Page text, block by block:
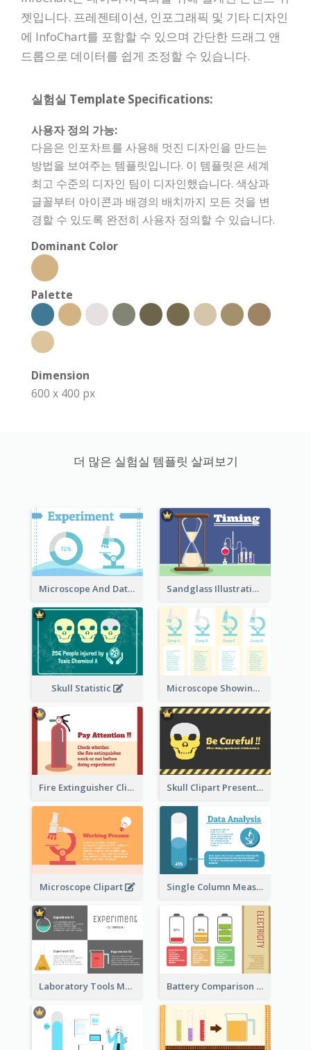
젯입니다. 프레젠테이션, 인포그래픽 및 기타 디자인
에 InfoChart를 포함할 수 있으며 간단한 드래그 앤
드롭으로 데이터를 쉽게 조정할 수 있습니다.
실험실 Template Specifications:
사용자 정의 가능:
다음은 인포차트를 사용해 멋진 디자인을 만드는
방법을 보여주는 템플릿입니다. 이 템플릿은 세계
최고 수준의 디자인 팀이 디자인했습니다. 색상과
글꼴부터 아이콘과 배경의 배치까지 모든 것을 변
경할 수 있도록 완전히 사용자 정의할 수 있습니다.
Dominant Color
Palette
Dimension
600 x 400 px
더 많은 실험실 템플릿 살펴보기
Microscope And Data Clipart Sandglass Illustration
Skull Statistic Microscope Showing Comparison
Fire Extinguisher Clipart Skull Clipart Presenting Dangerous
Microscope Clipart Single Column Measurement
Laboratory Tools Measurement And Comparison Battery Comparison Schematic Diagram